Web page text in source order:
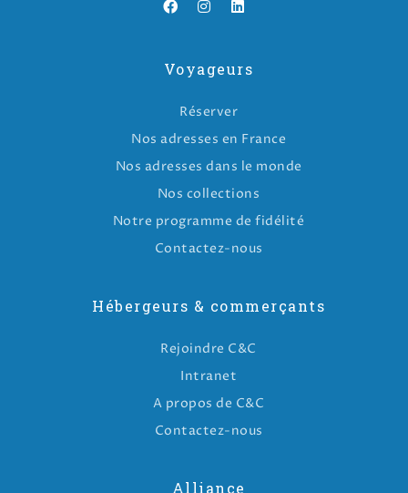
Voyageurs
Réserver
Nos adresses en France
Nos adresses dans le monde
Nos collections
Notre programme de fidélité
Contactez-nous
Hébergeurs & commerçants
Rejoindre C&C
Intranet
A propos de C&C
Contactez-nous
Alliance